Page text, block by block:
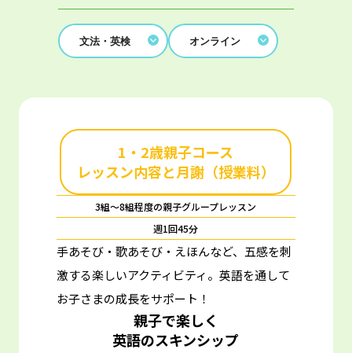
文法・英検 オンライン
1・2歳親子コース
レッスン内容と月謝（授業料）
3組～8組程度の親子グループレッスン
週1回45分
手あそび・歌あそび・えほんなど、五感を刺
激する楽しいアクティビティ。 英語を通して
お子さまの成長をサポート！
親子で楽しく
英語のスキンシップ